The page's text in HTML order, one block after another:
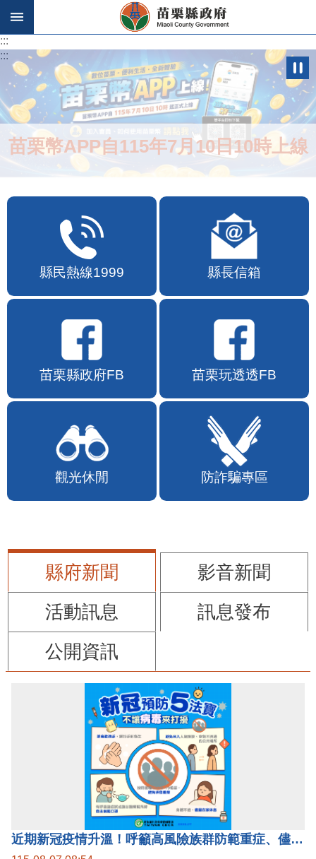
跳到主要內容區塊
:::
:::
苗栗幣APP自115年7月10日10時上線
縣民熱線1999 縣長信箱
苗栗縣政府FB 苗栗玩透透FB
觀光休閒 防詐騙專區
縣府新聞
影音新聞
活動訊息
訊息發布
公開資訊
近期新冠疫情升溫！呼籲高風險族群防範重症、儘速接種疫苗及早就醫